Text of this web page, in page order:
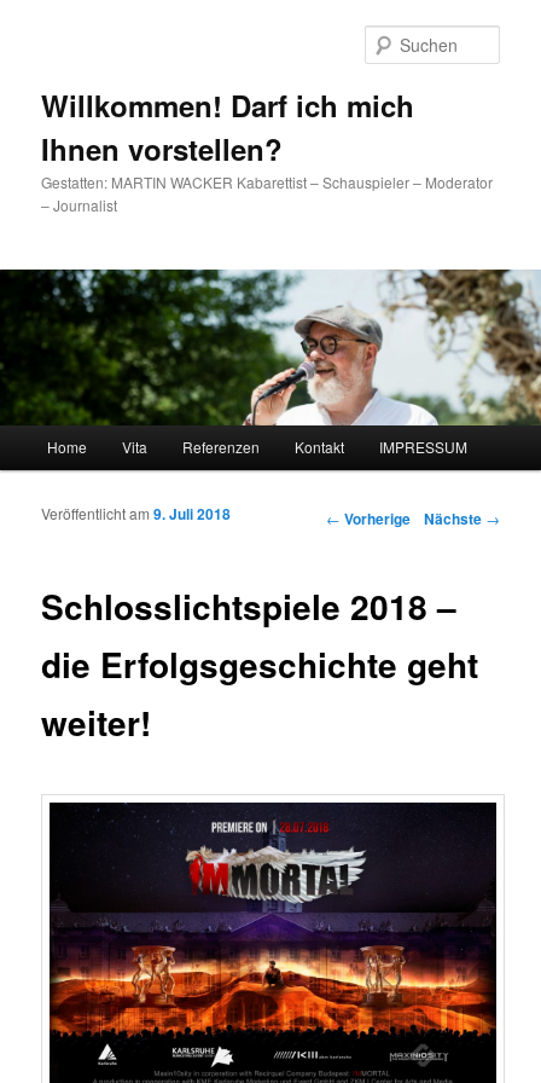
Willkommen! Darf ich mich
Ihnen vorstellen?
Gestatten: MARTIN WACKER Kabarettist – Schauspieler – Moderator
– Journalist
Zum Inhalt wechseln
Zum sekundären Inhalt wechseln
Home Vita Referenzen Kontakt IMPRESSUM
Artikelnavigation ← Vorherige Nächste →
Schlosslichtspiele 2018 –
die Erfolgsgeschichte geht
weiter!
Veröffentlicht am9. Juli 2018